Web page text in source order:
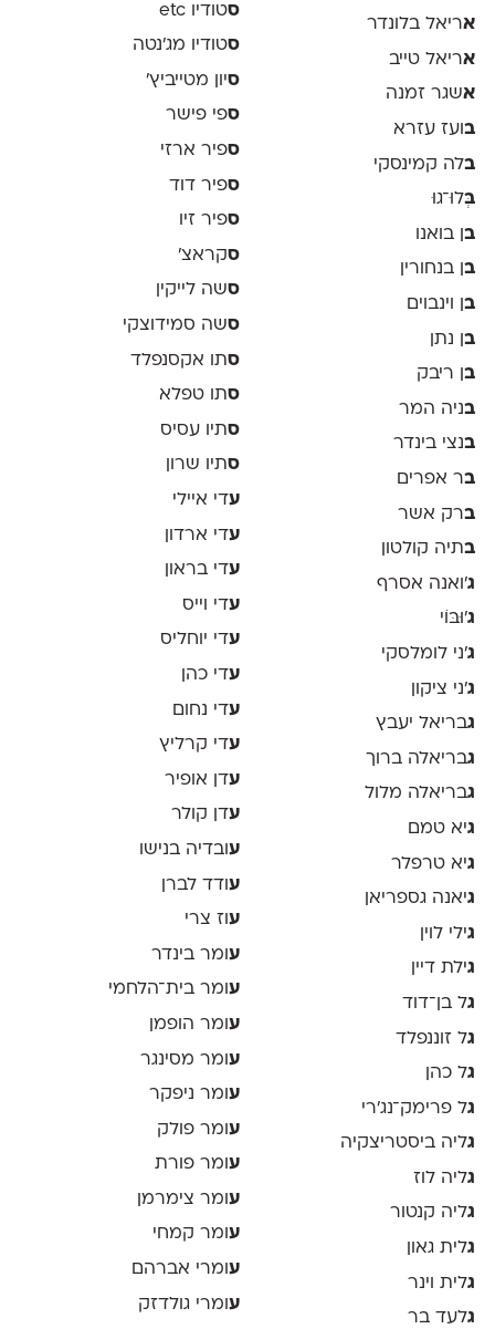
אריאל בלונדר
אריאל טייב
אשגר זמנה
בועז עזרא
בלה קמינסקי
בְּלוּ־גוּ
בן בואנו
בן בנחורין
בן וינבוים
בן נתן
בן ריבק
בניה המר
בנצי בינדר
בר אפרים
ברק אשר
בתיה קולטון
ג'ואנה אסרף
ג'וּבּוֹי
ג׳ני לומלסקי
ג׳ני ציקון
גבריאל יעבץ
גבריאלה ברוך
גבריאלה מלול
גיא טמם
גיא טרפלר
גיאנה גספריאן
גילי לוין
גילת דיין
גל בן־דוד
גל זוננפלד
גל כהן
גל פרימק־נג׳רי
גליה ביסטריצקיה
גליה לוז
גליה קנטור
גלית גאון
גלית וינר
גלעד בר
סטודיו etc
סטודיו מג'נטה
סיון מטייביץ׳
ספי פישר
ספיר ארזי
ספיר דוד
ספיר זיו
סקראצ׳
סשה לייקין
סשה סמידוצקי
סתו אקסנפלד
סתו טפלא
סתיו עסיס
סתיו שרון
עדי איילי
עדי ארדון
עדי בראון
עדי וייס
עדי יוחליס
עדי כהן
עדי נחום
עדי קרליץ
עדן אופיר
עדן קולר
ע ובדיה בנישו
עודד לברן
ע וז צרי
ע ומר בינדר
עומר בית־הלחמי
ע ומר הופמן
עומר מסינגר
ע ומר ניפקר
ע ומר פולק
עומר פורת
ע ומר צימרמן
עומר קמחי
ע ומרי אברהם
ע ומרי גולדזק